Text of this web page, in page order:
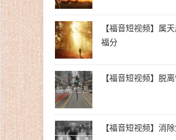
【福音短视频】属
福分
【福音短视频】脱
【福音短视频】消